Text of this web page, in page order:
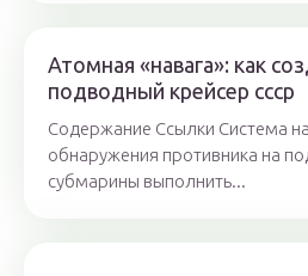
Атомная «навага»: как
подводный крейсер ссср
Содержание Ссылки Система
обнаружения противника на
субмарины выполнить...